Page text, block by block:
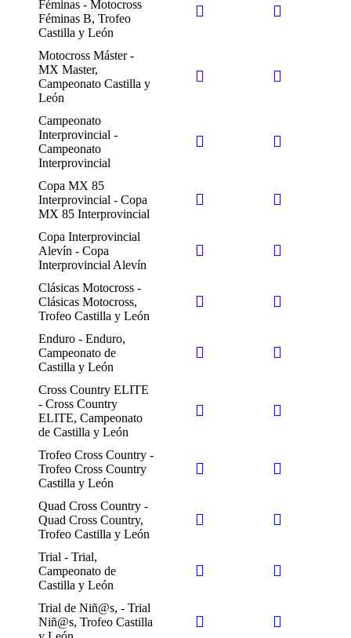
Féminas - Motocross
Féminas B, Trofeo
Castilla y León
Motocross Máster -
MX Master,
Campeonato Castilla y
León
Campeonato
Interprovincial -
Campeonato
Interprovincial
Copa MX 85
Interprovincial - Copa
MX 85 Interprovincial
Copa Interprovincial
Alevín - Copa
Interprovincial Alevín
Clásicas Motocross -
Clásicas Motocross,
Trofeo Castilla y León
Enduro - Enduro,
Campeonato de
Castilla y León
Cross Country ELITE
- Cross Country
ELITE, Campeonato
de Castilla y León
Trofeo Cross Country -
Trofeo Cross Country
Castilla y León
Quad Cross Country -
Quad Cross Country,
Trofeo Castilla y León
Trial - Trial,
Campeonato de
Castilla y León
Trial de Niñ@s, - Trial
Niñ@s, Trofeo Castilla